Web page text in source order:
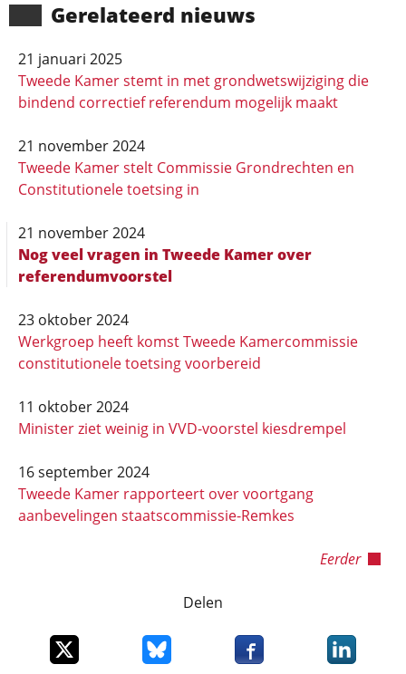
Gerela­teerd nieuws
21 januari 2025
Tweede Kamer stemt in met grondwetswijziging die
bindend correctief referendum mogelijk maakt
21 november 2024
Tweede Kamer stelt Commissie Grondrechten en
Constitutionele toetsing in
21 november 2024
Nog veel vragen in Tweede Kamer over
referendumvoorstel
23 oktober 2024
Werkgroep heeft komst Tweede Kamercommissie
constitutionele toetsing voorbereid
11 oktober 2024
Minister ziet weinig in VVD-voorstel kiesdrempel
16 september 2024
Tweede Kamer rapporteert over voortgang
aanbevelingen staatscommissie-Remkes
Eerder
Delen
Deel dit item op XDeel dit item op Bluesky
Deel dit item opDeel dit